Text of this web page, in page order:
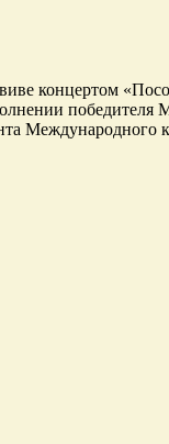
концертом
Международного